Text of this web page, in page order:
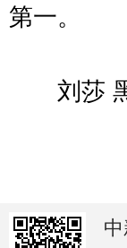
第一。
刘莎 黑